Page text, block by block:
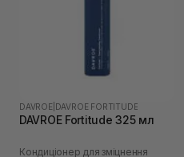
DAVROE DAVROE FORTITUDE
DAVROE Fortitude 325 мл
Кондиціонер для зміцнення